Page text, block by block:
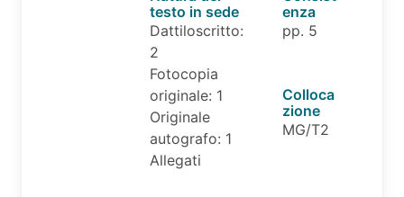
testo in sede
Dattiloscritto:
2
Fotocopia
originale: 1
Originale
autografo: 1
Allegati
enza
pp. 5
Colloca
zione
MG/T2